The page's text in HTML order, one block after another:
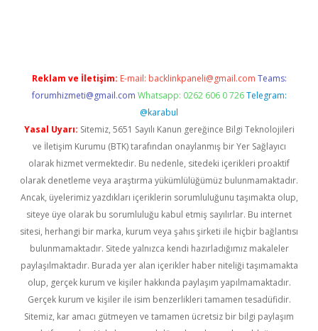
Reklam ve İletişim: E-mail: backlinkpaneli@gmail.com Teams:
forumhizmeti@gmail.com Whatsapp: 0262 606 0 726 Telegram:
@karabul
Yasal Uyarı: Sitemiz, 5651 Sayılı Kanun gereğince Bilgi Teknolojileri
ve İletişim Kurumu (BTK) tarafından onaylanmış bir Yer Sağlayıcı
olarak hizmet vermektedir. Bu nedenle, sitedeki içerikleri proaktif
olarak denetleme veya araştırma yükümlülüğümüz bulunmamaktadır.
Ancak, üyelerimiz yazdıkları içeriklerin sorumluluğunu taşımakta olup,
siteye üye olarak bu sorumluluğu kabul etmiş sayılırlar. Bu internet
sitesi, herhangi bir marka, kurum veya şahıs şirketi ile hiçbir bağlantısı
bulunmamaktadır. Sitede yalnızca kendi hazırladığımız makaleler
paylaşılmaktadır. Burada yer alan içerikler haber niteliği taşımamakta
olup, gerçek kurum ve kişiler hakkında paylaşım yapılmamaktadır.
Gerçek kurum ve kişiler ile isim benzerlikleri tamamen tesadüfidir.
Sitemiz, kar amacı gütmeyen ve tamamen ücretsiz bir bilgi paylaşım